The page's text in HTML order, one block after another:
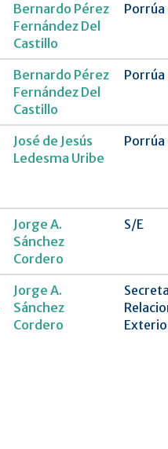
Bernardo Pérez
Fernández Del
Castillo
Porrúa
Bernardo Pérez
Fernández Del
Castillo
Porrúa
José de Jesús
Ledesma Uribe
Porrúa
Jorge A.
Sánchez
Cordero
S/E
Jorge A.
Sánchez
Cordero